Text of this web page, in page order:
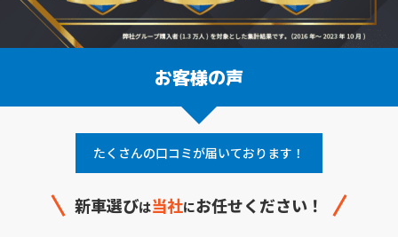
お客様の声
たくさんの口コミが届いております！
新車選びは当社にお任せください！